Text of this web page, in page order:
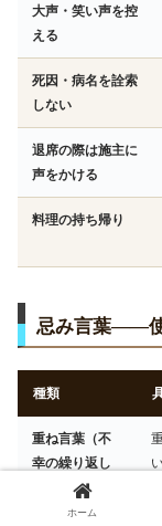
大声・笑い声を控
える
死因・病名を詮索
しない
退席の際は施主に
声をかける
料理の持ち帰り
忌み言葉——
種類
重ね言葉（不
幸の繰り返し
を連想）
ホーム